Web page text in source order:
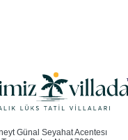
Günal Seyahat Acentesı